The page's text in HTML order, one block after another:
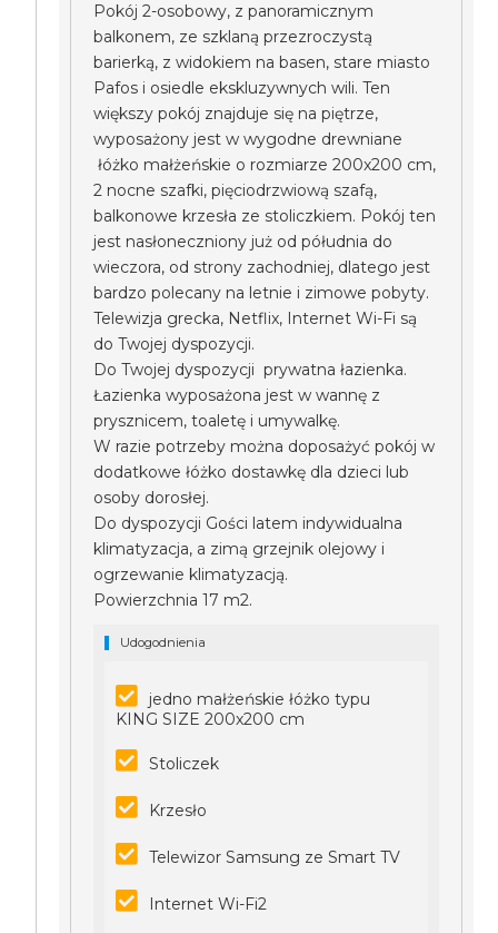
Pokój 2-osobowy, z panoramicznym
balkonem, ze szklaną przezroczystą
barierką, z widokiem na basen, stare miasto
Pafos i osiedle ekskluzywnych wili. Ten
większy pokój znajduje się na piętrze,
wyposażony jest w wygodne drewniane
łóżko małżeńskie o rozmiarze 200x200 cm,
2 nocne szafki, pięciodrzwiową szafą,
balkonowe krzesła ze stoliczkiem. Pokój ten
jest nasłoneczniony już od półudnia do
wieczora, od strony zachodniej, dlatego jest
bardzo polecany na letnie i zimowe pobyty.
Telewizja grecka, Netflix, Internet Wi-Fi są
do Twojej dyspozycji.
Do Twojej dyspozycji prywatna łazienka.
Łazienka wyposażona jest w wannę z
prysznicem, toaletę i umywalkę.
W razie potrzeby można doposażyć pokój w
dodatkowe łóżko dostawkę dla dzieci lub
osoby dorosłej.
Do dyspozycji Gości latem indywidualna
klimatyzacja, a zimą grzejnik olejowy i
ogrzewanie klimatyzacją.
Powierzchnia 17 m2.
Udogodnienia
jedno małżeńskie łóżko typu
KING SIZE 200x200 cm
Stoliczek
Krzesło
Telewizor Samsung ze Smart TV
Internet Wi-Fi2